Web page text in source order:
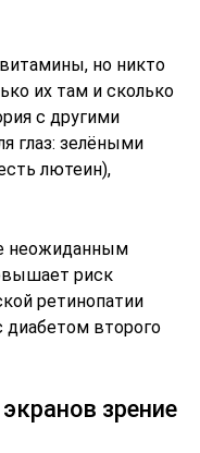
но никто
их там и сколько
с другими
глаз: зелёными
лютеин),
неожиданным
риск
ретинопатии
диабетом второго
зрение